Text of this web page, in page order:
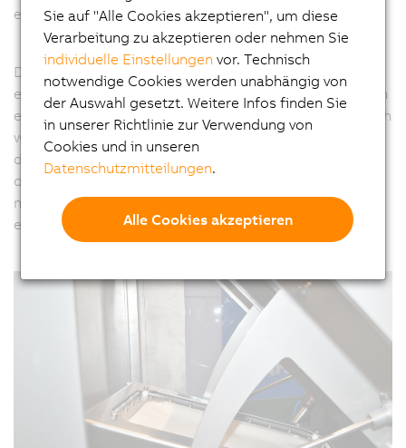
erheblich reduziert.
Die Inspektionsanlage mit dem Namen The Rotary
enthält bis zu zwölf Messkammern. Wenn ein Produkt in
eine Kammer befördert wird, schließt sich diese. Danach
wird die Luft abgelassen und die Dichtheit geprüft. Bei
der Rückkehr des Produkts zum Startpunkt steht fest,
ob die Verpackung dicht ist oder ausgeschleust werden
muss. Anschließend rutscht das Produkt auf das
entsprechende Förderband.
Sie auf "Alle Cookies akzeptieren", um diese
Verarbeitung zu akzeptieren oder nehmen Sie
individuelle Einstellungen vor. Technisch
notwendige Cookies werden unabhängig von
der Auswahl gesetzt. Weitere Infos finden Sie
in unserer Richtlinie zur Verwendung von
Cookies und in unseren
Datenschutzmitteilungen.
Alle Cookies akzeptieren